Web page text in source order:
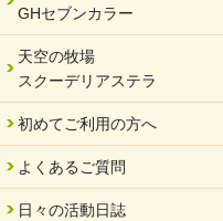
GHセブンカラー
天空の牧場
スクーデリアステラ
初めてご利用の方へ
よくあるご質問
日々の活動日誌